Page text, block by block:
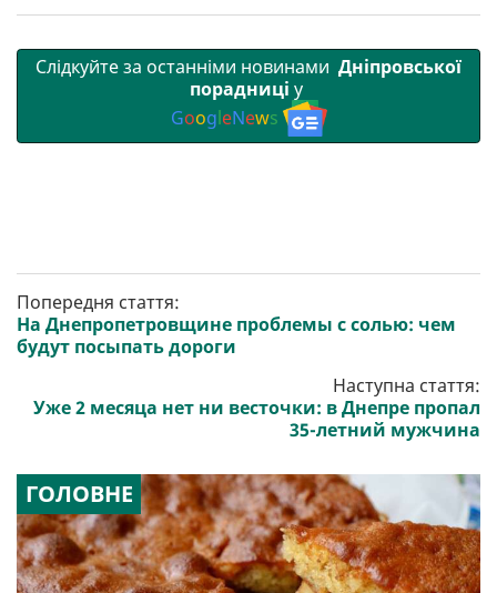
Слідкуйте за останніми новинами Дніпровської
порадниці у
GoogleNews
Попередня стаття:
На Днепропетровщине проблемы с солью: чем
будут посыпать дороги
Наступна стаття:
Уже 2 месяца нет ни весточки: в Днепре пропал
35-летний мужчина
ГОЛОВНЕ